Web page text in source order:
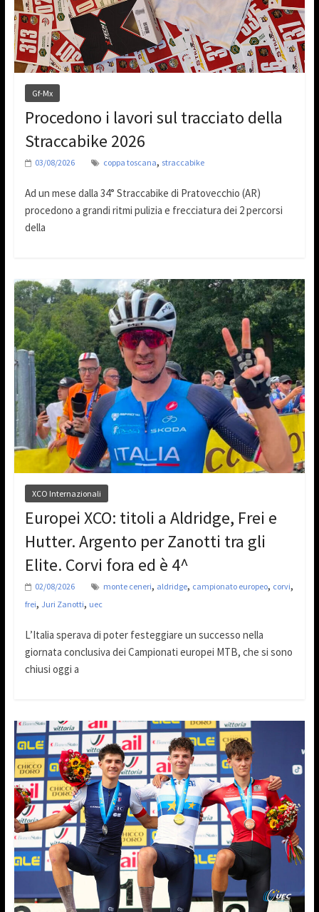
Gf-Mx
Procedono i lavori sul tracciato della
Straccabike 2026
03/08/2026 coppa toscana, straccabike
Ad un mese dalla 34° Straccabike di Pratovecchio (AR)
procedono a grandi ritmi pulizia e frecciatura dei 2 percorsi
della
XCO Internazionali
Europei XCO: titoli a Aldridge, Frei e
Hutter. Argento per Zanotti tra gli
Elite. Corvi fora ed è 4^
02/08/2026 monte ceneri, aldridge, campionato europeo, corvi,
frei, Juri Zanotti, uec
L’Italia sperava di poter festeggiare un successo nella
giornata conclusiva dei Campionati europei MTB, che si sono
chiusi oggi a